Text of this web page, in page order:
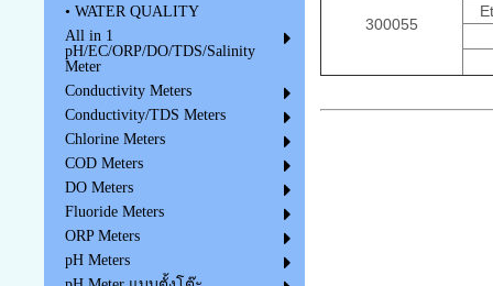
• WATER QUALITY
All in 1
pH/EC/ORP/DO/TDS/Salinity
Meter
Conductivity Meters
Conductivity/TDS Meters
Chlorine Meters
COD Meters
DO Meters
Fluoride Meters
ORP Meters
pH Meters
300055